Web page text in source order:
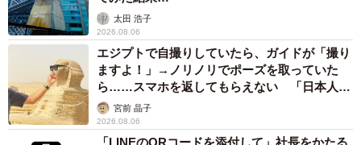
太田 浩子
2026.08.06
エジプトで自撮りしていたら、ガイドが「撮り
ますよ！」→ノリノリでポーズを取っていた
ら……スマホを返してもらえない 「日本人は
カモ代表かも」「私は6時間で3万円払った」
宮前 晶子
2026.08.06
「LINEのQRコードを添付して」社長をかたる